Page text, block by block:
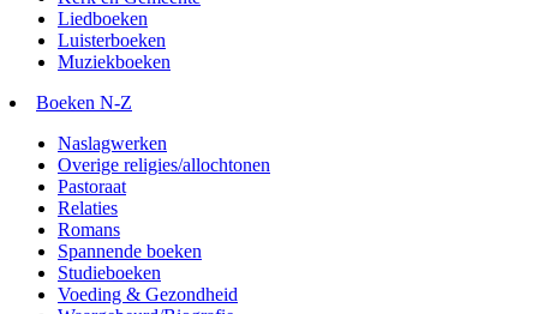
Liedboeken
Luisterboeken
Muziekboeken
Boeken N-Z
Naslagwerken
Overige religies/allochtonen
Pastoraat
Relaties
Romans
Spannende boeken
Studieboeken
Voeding & Gezondheid